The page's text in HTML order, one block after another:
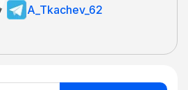
A_Tkachev_62